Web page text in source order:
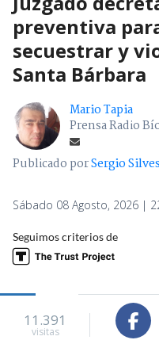
preventiva
secuestrar y
Santa Bárbara
Mario Tapia
Prensa Radio
Publicado porSergio
Sábado 08 Agosto, 2026 |
Seguimos criterios de
11.391
visitas